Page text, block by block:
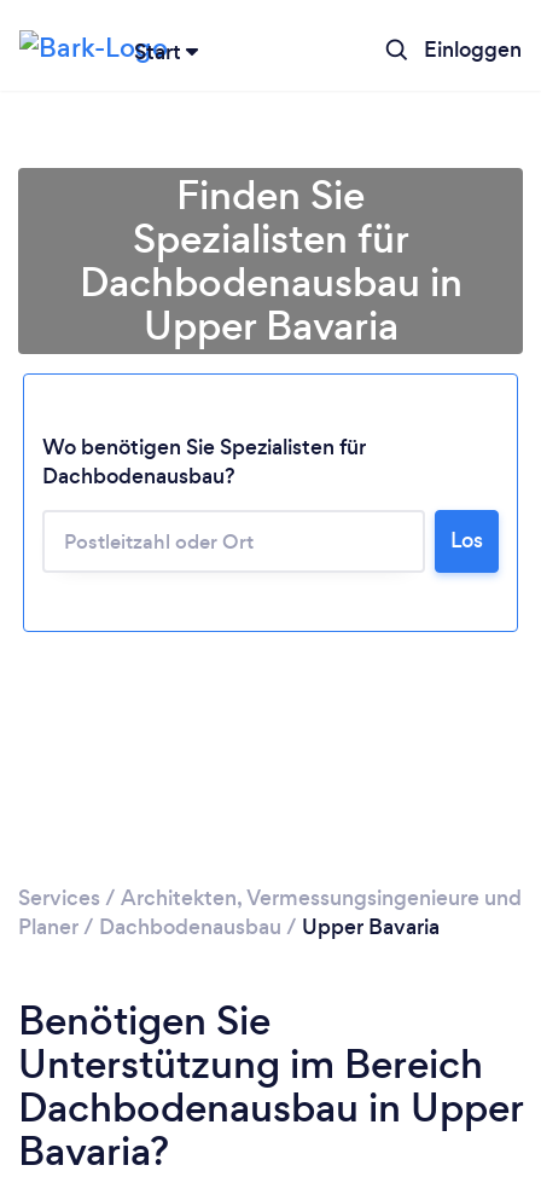
Start Einloggen
Lädt ...
Bitte warten ...
Finden Sie
Spezialisten für
Dachbodenausbau in
Upper Bavaria
Wo benötigen Sie Spezialisten für
Dachbodenausbau?
Los
Services / Architekten, Vermessungsingenieure und
Planer/ Dachbodenausbau / Upper Bavaria
Benötigen Sie
Unterstützung im Bereich
Dachbodenausbau in Upper
Bavaria?